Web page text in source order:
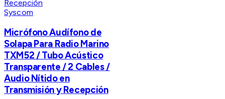
Syscom
Micrófono Audífono de
Solapa Para Radio Marino
TXM52 / Tubo Acústico
Transparente / 2 Cables /
Audio Nítido en
Transmisión y Recepción